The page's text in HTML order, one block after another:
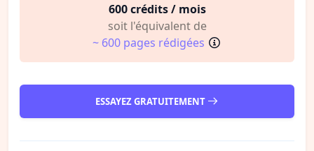
600 crédits / mois
soit l'équivalent de
~ 600 pages rédigées
ESSAYEZ GRATUITEMENT